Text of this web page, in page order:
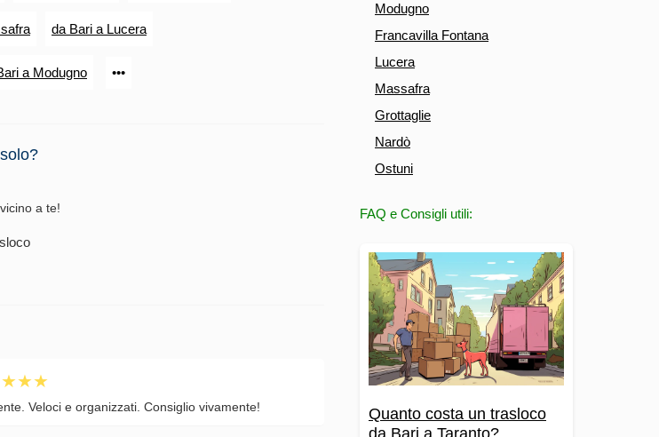
Modugno
Francavilla Fontana
Lucera
Massafra
Grottaglie
Nardò
Ostuni
FAQ e Consigli utili:
Quanto costa un trasloco
da Bari a Taranto?
da Bari a Lucera
a Modugno •••
vicino a te!
Veloci e organizzati. Consiglio vivamente!